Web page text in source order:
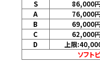
S 86,000
A
76,000
B
69,000
C
62,000
D
上限
ソフト